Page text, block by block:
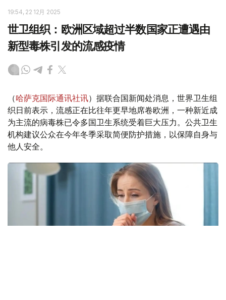
19:54, 22 12月 2025
世卫组织：欧洲区域超过半数国家正遭遇由
新型毒株引发的流感疫情
（哈萨克国际通讯社讯）据联合国新闻处消息，世界卫生组
织日前表示，流感正在比往年更早地席卷欧洲，一种新近成
为主流的病毒株已令多国卫生系统受着巨大压力。公共卫生
机构建议公众在今年冬季采取简便防护措施，以保障自身与
他人安全。